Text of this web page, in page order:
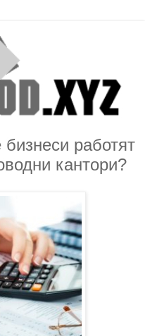
работят
кантори?